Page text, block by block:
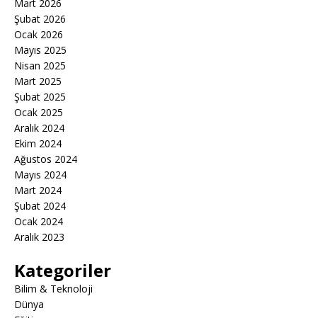
Mart 2026
Şubat 2026
Ocak 2026
Mayıs 2025
Nisan 2025
Mart 2025
Şubat 2025
Ocak 2025
Aralık 2024
Ekim 2024
Ağustos 2024
Mayıs 2024
Mart 2024
Şubat 2024
Ocak 2024
Aralık 2023
Kategoriler
Bilim & Teknoloji
Dünya